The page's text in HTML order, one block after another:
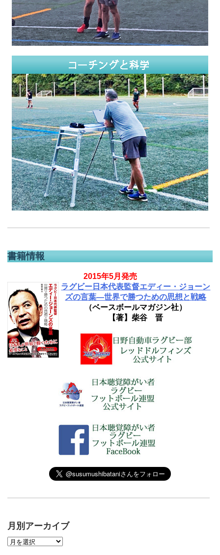
書籍情報
2015年5月発売
ラグビー日本代表監督エディー・ジョーン
ズの言葉―世界で勝つための思想と戦略
（ベースボールマガジン社）
【著】柴谷 晋
月別アーカイブ